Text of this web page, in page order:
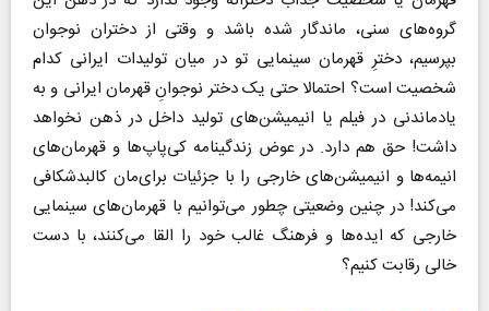
گروه‌های سنی، ماندگار شده باشد و وقتی از دختران نوجوان
بپرسیم، دخترِ قهرمان سینمایی تو در میان تولیدات ایرانی کدام
شخصیت است؟ احتمالا حتی یک دختر نوجوانِ قهرمان ایرانی و به
یادماندنی در فیلم یا انیمیشن‌های تولید داخل در ذهن نخواهد
داشت! حق هم دارد. در عوض زندگینامه کی‌پاپ‌ها و قهرمان‌های
انیمه‌ها و انیمیشن‌های خارجی را با جزئیات برای‌مان کالبدشکافی
می‌کند! در چنین وضعیتی چطور می‌توانیم با قهرمان‌های سینمایی
خارجی که ایده‌ها و فرهنگ غالب خود را القا می‌کنند، با دست
خالی رقابت کنیم؟